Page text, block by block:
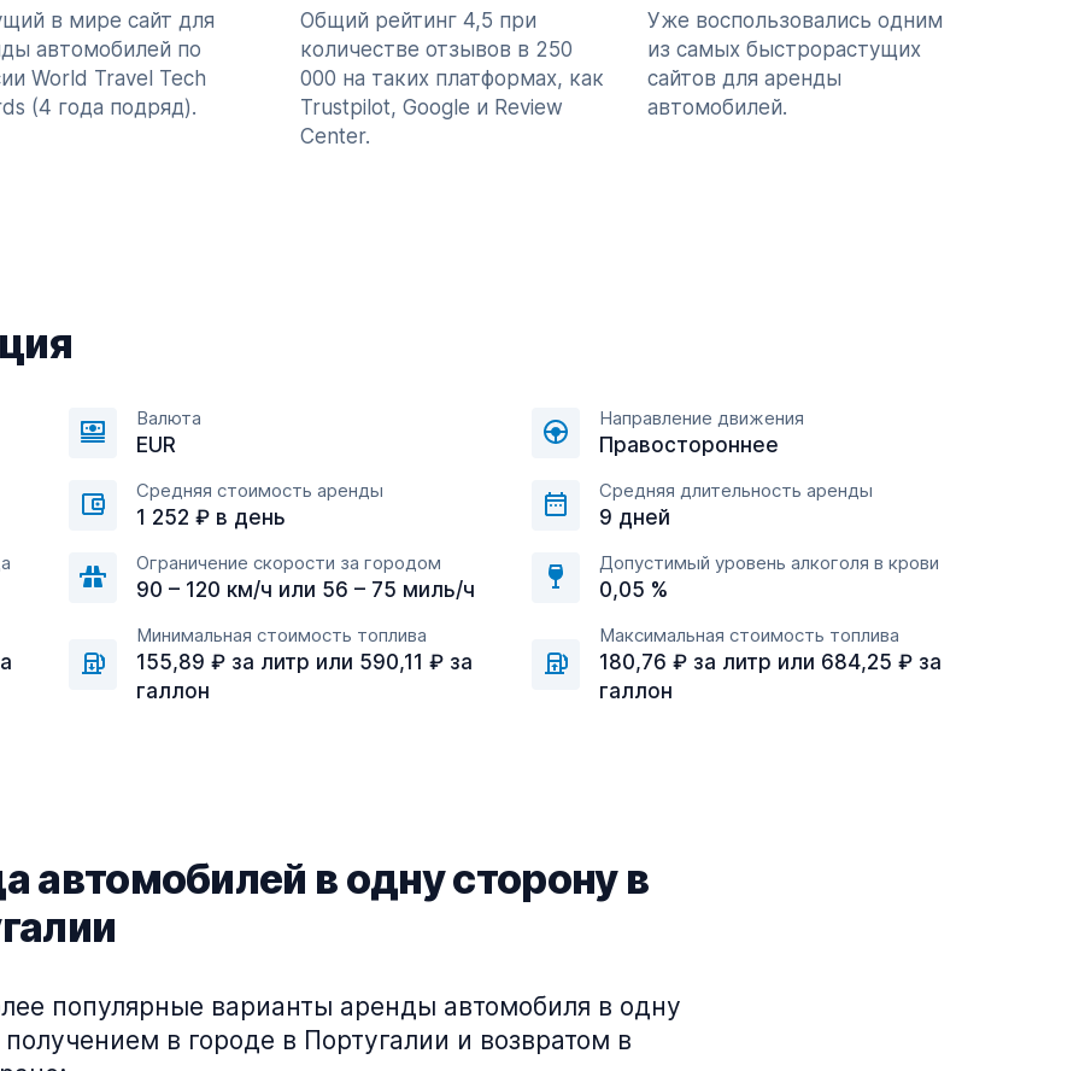
в мире сайт для
автомобилей по
World Travel Tech
(4 года подряд).
Общий рейтинг 4,5 при
количестве отзывов в 250
000 на таких платформах, как
Trustpilot, Google и Review
Center.
Уже воспользовались одним
из самых быстрорастущих
сайтов для аренды
автомобилей.
Валюта
EUR
Направление движения
Правостороннее
Средняя стоимость аренды
1 252 ₽ в день
Средняя длительность аренды
9 дней
Ограничение скорости за городом
90 – 120 км/ч или 56 – 75 миль/ч
Допустимый уровень алкоголя в крови
0,05 %
Минимальная стоимость топлива
155,89 ₽ за литр или 590,11 ₽ за
галлон
Максимальная стоимость топлива
180,76 ₽ за литр или 684,25 ₽ за
галлон
автомобилей в одну сторону в
популярные варианты аренды автомобиля в одну
получением в городе в Португалии и возвратом в